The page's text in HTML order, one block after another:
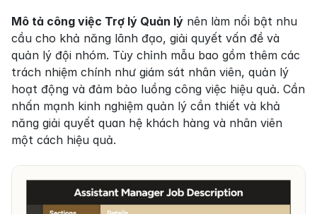
Mô tả công việc Trợ lý Quản lý nên làm nổi bật nhu
cầu cho khả năng lãnh đạo, giải quyết vấn đề và
quản lý đội nhóm. Tùy chỉnh mẫu bao gồm thêm các
trách nhiệm chính như giám sát nhân viên, quản lý
hoạt động và đảm bảo luồng công việc hiệu quả. Cần
nhấn mạnh kinh nghiệm quản lý cần thiết và khả
năng giải quyết quan hệ khách hàng và nhân viên
một cách hiệu quả.